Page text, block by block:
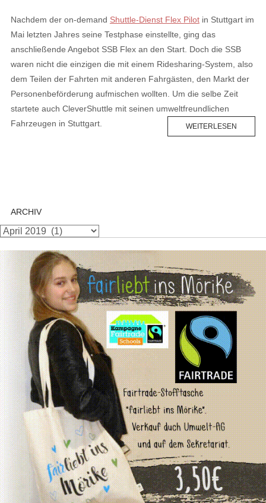
Nachdem der on-demand Shuttle-Dienst Flex Pilotin Stuttgart im
Mai letzten Jahres seine Testphase einstellte, ging das
anschließende Angebot SSB Flex an den Start. Doch die SSB
waren nicht die einzigen die mit einem Ridesharing-System, also
dem Teilen der Fahrten mit anderen Fahrgästen, den Markt der
Personenbeförderung aufmischen wollten. Um die selbe Zeit
startete auch CleverShuttle mit seinen umweltfreundlichen
Fahrzeugen in Stuttgart.
WEITERLESEN
ARCHIV
Archiv